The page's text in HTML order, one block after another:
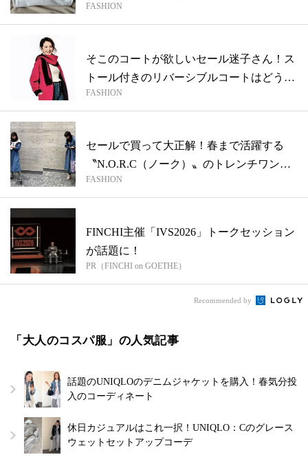
FASHION
そこのコートが欲しいセール迷子さん！ス
トール付きのリバーシブルコートはどうで
すか...
FASHION
セールで買って大正解！春まで活躍する
〝N.O.R.C（ノーク）〟のトレンチワン
ピ...
FASHION
FINCHI主催「IVS2026」トークセッション
が話題に！
PR（FINCHI on GOETHE）
Recommended by
「大人のコスパ服」の人気記事
話題のUNIQLOのデニムジャケットを購入！春気分投
入のコーディネート
休日カジュアルはこれ一択！UNIQLO：Cのグレース
ウェットセットアップコーデ